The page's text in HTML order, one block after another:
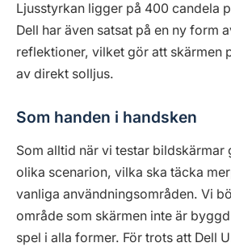
Ljusstyrkan ligger på 400 candela
Dell har även satsat på en ny form
reflektioner, vilket gör att skärmen
av direkt solljus.
Som handen i handsken
Som alltid när vi testar bildskärmar
olika scenarion, vilka ska täcka
vanliga användningsområden. Vi
område som skärmen inte är
spel i alla former. För trots att Dell